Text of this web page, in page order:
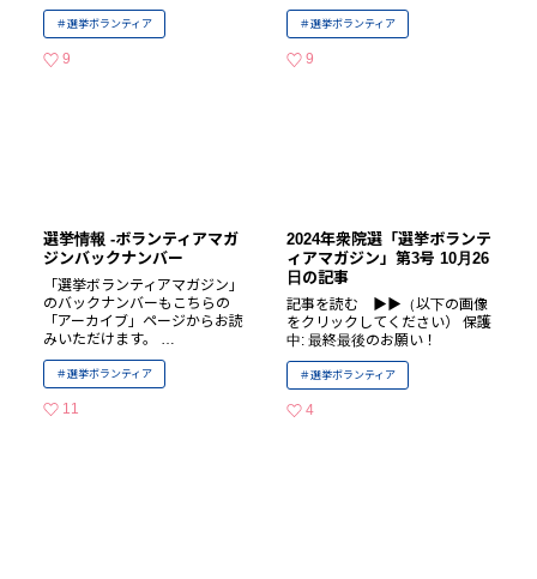
選挙ボランティア
9
選挙ボランティア
9
選挙情報 -ボランティアマガ
ジンバックナンバー
「選挙ボランティアマガジン」
のバックナンバーもこちらの
「アーカイブ」ページからお読
みいただけます。 …
選挙ボランティア
11
2024年衆院選「選挙ボランテ
ィアマガジン」第3号 10月26
日の記事
記事を読む ▶▶（以下の画像
をクリックしてください） 保護
中: 最終最後のお願い！
選挙ボランティア
4